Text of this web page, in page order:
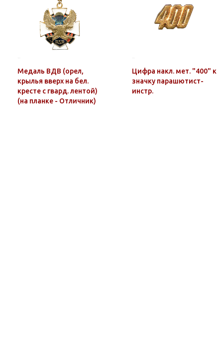
Медаль ВДВ (орел,
крылья вверх на бел.
кресте с гвард. лентой)
(на планке - Отличник)
Цифра накл. мет. "400" к
значку парашютист-
инстр.